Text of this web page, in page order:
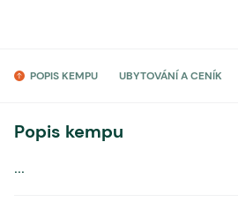
POPIS KEMPU UBYTOVÁNÍ A CENÍK
Popis kempu
...